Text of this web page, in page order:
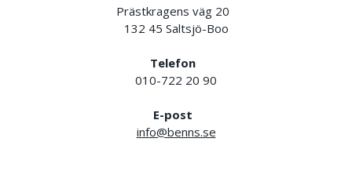
Prästkragens väg 20
132 45 Saltsjö-Boo
Telefon
010-722 20 90
E-post
info@benns.se